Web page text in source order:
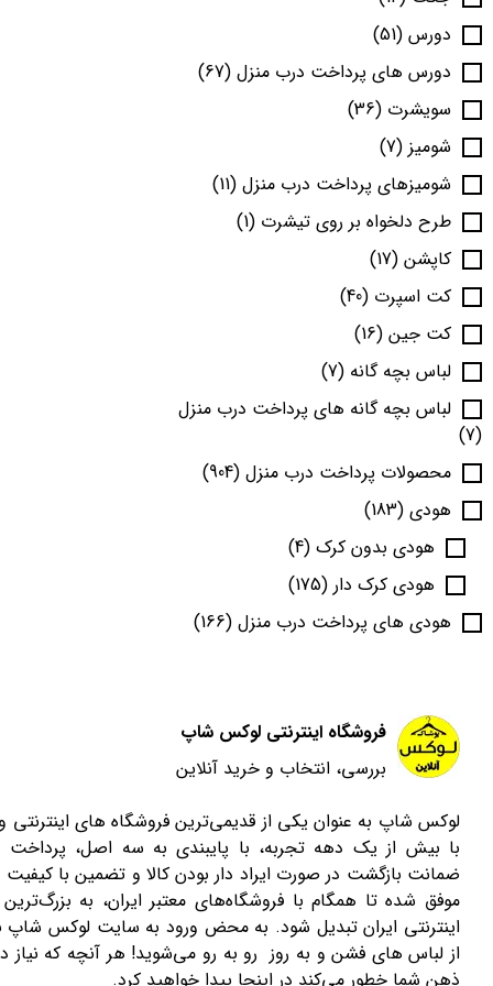
دورس (51)
دورس های پرداخت درب منزل (67)
سویشرت (36)
شومیز (7)
شومیزهای پرداخت درب منزل (11)
طرح دلخواه بر روی تیشرت (1)
کاپشن (17)
کت اسپرت (40)
کت جین (16)
لباس بچه گانه (7)
لباس بچه گانه های پرداخت درب منزل
(7)
محصولات پرداخت درب منزل (904)
هودی (183)
هودی بدون کرک (4)
هودی کرک دار (175)
هودی های پرداخت درب منزل (166)
فروشگاه اینترنتی لوکس شاپ
بررسی، انتخاب و خرید آنلاین
لوکس شاپ به عنوان یکی از قدیمی‌ترین فروشگاه های
با بیش از یک دهه تجربه، با پایبندی به سه اصل،
ضمانت بازگشت در صورت ایراد دار بودن کالا و تضمین با کیفیت
موفق شده تا همگام با فروشگاه‌های معتبر ایران، به
اینترنتی ایران تبدیل شود. به محض ورود به سایت لوکس شاپ
از لباس های فشن و به روز رو به رو می‌شوید! هر آنچه که نیاز
ذهن شما خطور می‌کند در اینجا پیدا خواهید کرد.